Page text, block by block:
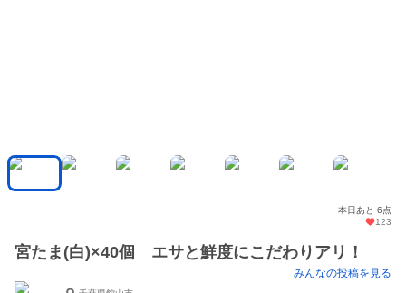
本日あと 6点
123
宮たま(白)×40個 エサと鮮度にこだわりアリ！
みんなの投稿を見る